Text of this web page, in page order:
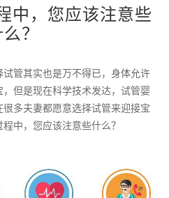
中，您应该注意些
？
管其实也是万不得已，身体允许
但是现在科学技术发达，试管婴
多夫妻都愿意选择试管来迎接宝
中，您应该注意些什么？